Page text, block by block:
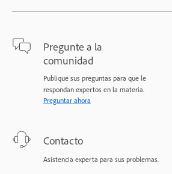
Pregunte a la
comunidad
Publique sus preguntas para que le
respondan expertos en la materia.
Preguntar ahora
Contacto
Asistencia experta para sus problemas.